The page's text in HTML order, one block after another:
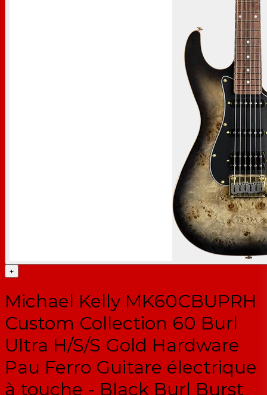
+
Michael Kelly MK60CBUPRH
Custom Collection 60 Burl
Ultra H/S/S Gold Hardware
Pau Ferro Guitare électrique
à touche - Black Burl Burst